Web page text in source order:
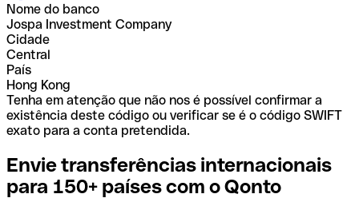
Nome do banco
Jospa Investment Company
Cidade
Central
País
Hong Kong
Tenha em atenção que não nos é possível confirmar a
existência deste código ou verificar se é o código SWIFT
exato para a conta pretendida.
Envie transferências internacionais
para 150+ países com o Qonto